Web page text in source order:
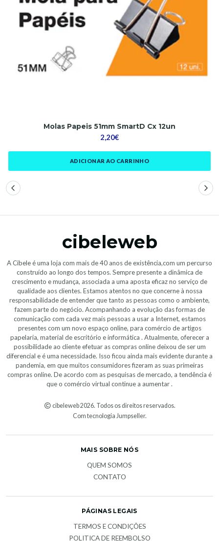
Molas Papeis 51mm SmartD Cx 12un
2,20€
ADICIONAR AO CARRINHO
cibeleweb
A Cibele é uma loja com mais de 40 anos de existência,com um percurso
construído ao longo dos tempos. Sempre presente a dinâmica de
crescimento e mudança, associada a uma aposta eficaz no serviço de
qualidade aos clientes. Estamos atentos no que concerne à nossa
responsabilidade de entender que tanto as pessoas como o ambiente,
fazem parte do negócio. Acompanhando a evolução das formas de
comunicação com cada vez mais pessoas a usar a Internet, estamos
presentes com um novo espaço online, para comércio de artigos
papelaria, material de escritório e informática . Atualmente, oferecer a
possibilidade ao cliente efetuar as compras online deixou de ser um
diferencial e é uma necessidade. Isso ficou ainda mais evidente durante a
pandemia, em que muitos consumidores fizeram as suas primeiras
compras online. De acordo com as pesquisas de mercado, a tendência é
que o comércio virtual continue a aumentar .
cibeleweb 2026. Todos os direitos reservados.
Com tecnologia Jumpseller.
MAIS SOBRE NÓS
QUEM SOMOS
CONTATO
PÁGINAS LEGAIS
TERMOS E CONDIÇÕES
POLITICA DE REEMBOLSO